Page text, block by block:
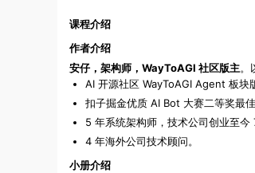
课程介绍
作者介绍
安仔，架构师，WayToAGI 社区版主。
AI 开源社区 WayToAGI Agent 板块
扣子掘金优质 AI Bot 大赛二等奖最佳
5 年系统架构师，技术公司创业至今
4 年海外公司技术顾问。
小册介绍